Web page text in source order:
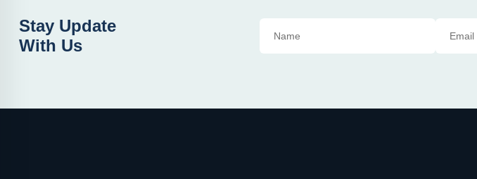
Stay Update
With Us